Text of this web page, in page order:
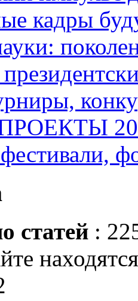
кадры
статей :